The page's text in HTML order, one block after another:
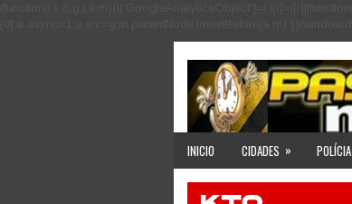
INICIO CIDADES » POLÍCIA